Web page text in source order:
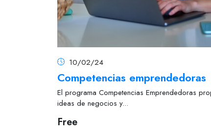
10/02/24
Competencias emprendedoras
El programa Competencias Emprendedoras
ideas de negocios y...
Free